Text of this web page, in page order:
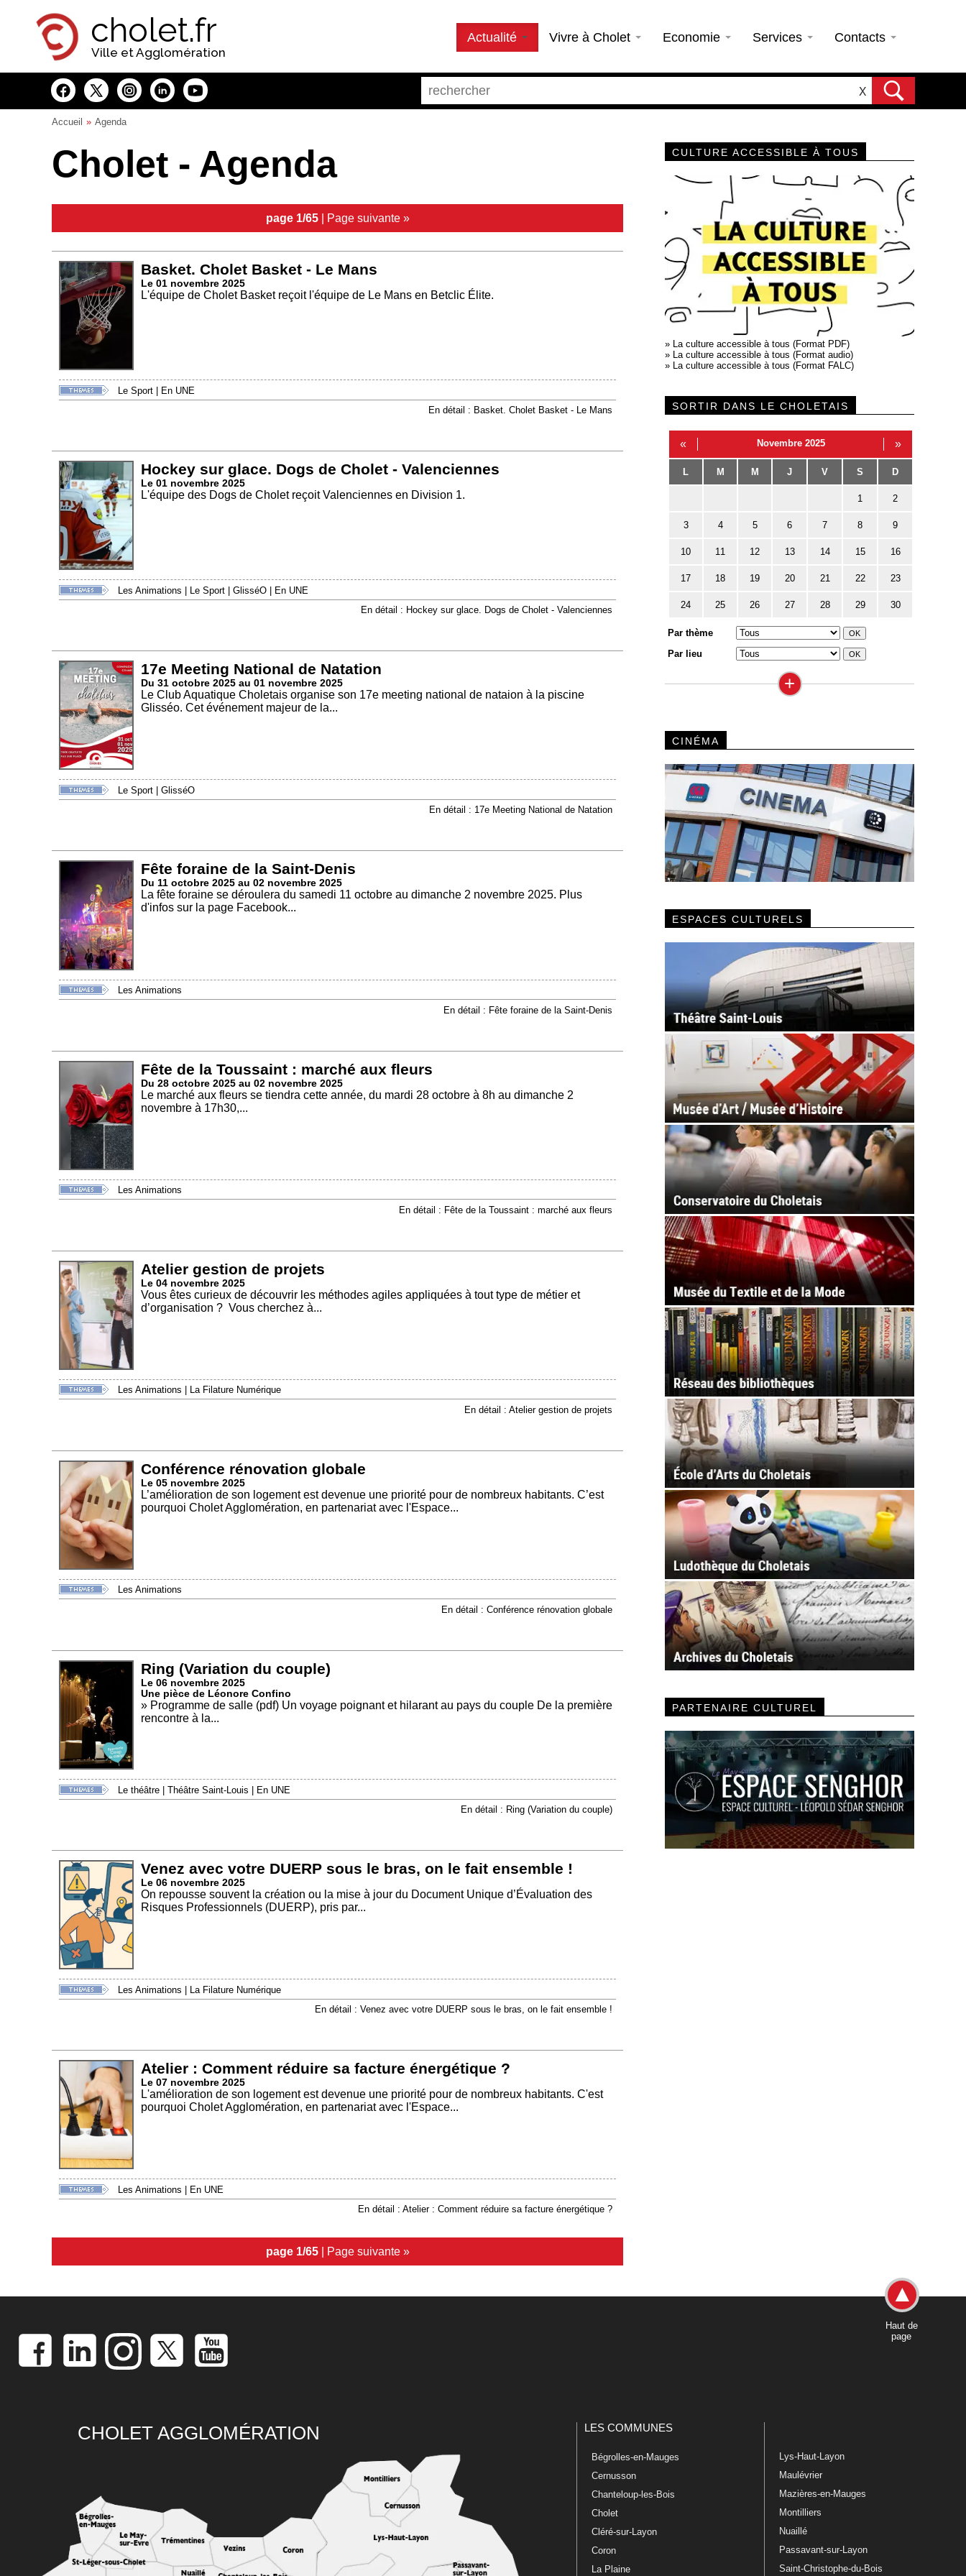
cholet.fr
Ville et Agglomération
Actualité Vivre à Cholet Economie Services Contacts
X
Accueil Agenda
Cholet - Agenda
page 1/65| Page suivante »
Basket. Cholet Basket - Le Mans
Le 01 novembre 2025
L'équipe de Cholet Basket reçoit l'équipe de Le Mans en Betclic Élite.
Le Sport | En UNE
En détail : Basket. Cholet Basket - Le Mans
Hockey sur glace. Dogs de Cholet - Valenciennes
Le 01 novembre 2025
L'équipe des Dogs de Cholet reçoit Valenciennes en Division 1.
Les Animations Le Sport GlisséO
En UNE
En détail : Hockey sur glace. Dogs de Cholet - Valenciennes
17e Meeting National de Natation
Du 31 octobre 2025 au 01 novembre 2025
Le Club Aquatique Choletais organise son 17e meeting national de nataion à la piscine
Glisséo. Cet événement majeur de la...
Le Sport
GlisséO
En détail : 17e Meeting National de Natation
Fête foraine de la Saint-Denis
Du 11 octobre 2025 au 02 novembre 2025
La fête foraine se déroulera du samedi 11 octobre au dimanche 2 novembre 2025. Plus
d'infos sur la page Facebook...
Les Animations
En détail : Fête foraine de la Saint-Denis
Fête de la Toussaint : marché aux fleurs
Du 28 octobre 2025 au 02 novembre 2025
Le marché aux fleurs se tiendra cette année, du mardi 28 octobre à 8h au dimanche 2
novembre à 17h30,...
Les Animations
En détail : Fête de la Toussaint : marché aux fleurs
Atelier gestion de projets
Le 04 novembre 2025
Vous êtes curieux de découvrir les méthodes agiles appliquées à tout type de métier et
d’organisation ? Vous cherchez à...
Les Animations
La Filature Numérique
En détail : Atelier gestion de projets
Conférence rénovation globale
Le 05 novembre 2025
L’amélioration de son logement est devenue une priorité pour de nombreux habitants. C’est
pourquoi Cholet Agglomération, en partenariat avec l'Espace...
Les Animations
En détail : Conférence rénovation globale
Ring (Variation du couple)
Le 06 novembre 2025
Une pièce de Léonore Confino
» Programme de salle (pdf) Un voyage poignant et hilarant au pays du couple De la première
rencontre à la...
Le théâtre | Théâtre Saint-Louis | En UNE
En détail : Ring (Variation du couple)
Venez avec votre DUERP sous le bras, on le fait ensemble !
Le 06 novembre 2025
On repousse souvent la création ou la mise à jour du Document Unique d’Évaluation des
Risques Professionnels (DUERP), pris par...
Les Animations
La Filature Numérique
En détail : Venez avec votre DUERP sous le bras, on le fait ensemble !
Atelier : Comment réduire sa facture énergétique ?
Le 07 novembre 2025
L'amélioration de son logement est devenue une priorité pour de nombreux habitants. C'est
pourquoi Cholet Agglomération, en partenariat avec l'Espace...
Les Animations
En UNE
En détail : Atelier : Comment réduire sa facture énergétique ?
page 1/65| Page suivante »
CULTURE ACCESSIBLE À TOUS
» La culture accessible à tous (Format PDF)
» La culture accessible à tous (Format audio)
» La culture accessible à tous (Format FALC)
SORTIR DANS LE CHOLETAIS
« Novembre 2025 »
L M M J V S D
1 2
3 4 5 6 7 8 9
10 11 12 13 14 15 16
17 18 19 20 21 22 23
24 25 26 27 28 29 30
Par thème
Par lieu
+
CINÉMA
ESPACES CULTURELS
PARTENAIRE CULTUREL
Haut de
page
CHOLET AGGLOMÉRATION LES COMMUNES
Bégrolles-en-Mauges
Cernusson
Chanteloup-les-Bois
Cholet
Cléré-sur-Layon
Coron
La Plaine
Lys-Haut-Layon
Maulévrier
Mazières-en-Mauges
Montilliers
Nuaillé
Passavant-sur-Layon
Saint-Christophe-du-Bois